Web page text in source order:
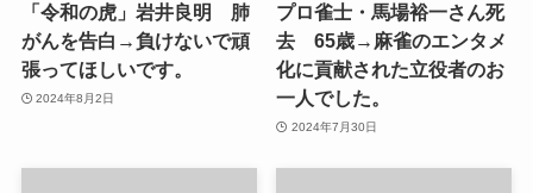
「令和の虎」岩井良明 肺
がんを告白→負けないで頑
張ってほしいです。
2024年8月2日
プロ雀士・馬場裕一さん死
去 65歳→麻雀のエンタメ
化に貢献された立役者のお
一人でした。
2024年7月30日